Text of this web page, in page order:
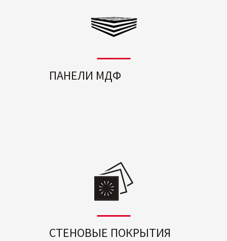
ПАНЕЛИ МДФ
СТЕНОВЫЕ ПОКРЫТИЯ